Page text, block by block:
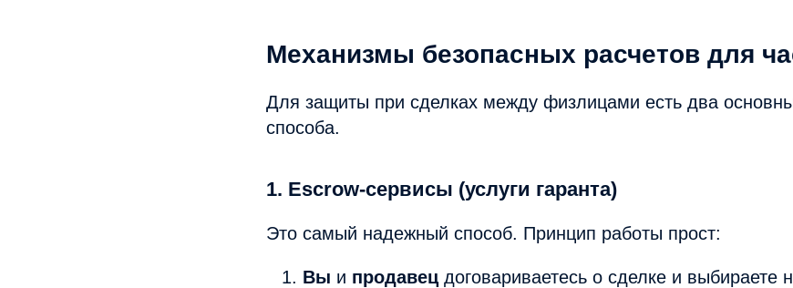
Механизмы безопасных расчетов для
Для защиты при сделках между физлицами есть два
способа.
1. Escrow-сервисы (услуги гаранта)
Это самый надежный способ. Принцип работы прост:
Вы и продавецдоговариваетесь о сделке и выбираете